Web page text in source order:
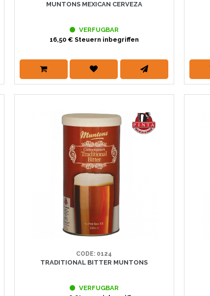
MUNTONS MEXICAN CERVEZA
VERFUGBAR
16,50 € Steuern inbegriffen
CODE: 0124
TRADITIONAL BITTER MUNTONS
VERFUGBAR